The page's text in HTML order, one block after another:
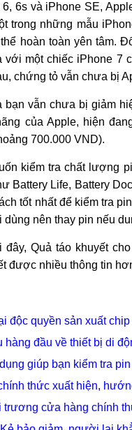
6s và iPhone SE,
trong những mẫu
hoàn toàn yên tâm.
với một chiếc iPhone 7
chứng tỏ vẫn chưa bị
bạn vẫn chưa bị giảm
của Apple, hiện
700.000 VND).
kiểm tra chất lượng
Battery Life, Battery
tốt nhất để kiểm tra
nên thay pin nếu
đây, Quả táo khuyết
được nhiều thông tin
độc quyền sản xuất
đầu về thiết bị di
giúp bạn kiểm tra
thức xuất hiện,
trương cửa hàng chính